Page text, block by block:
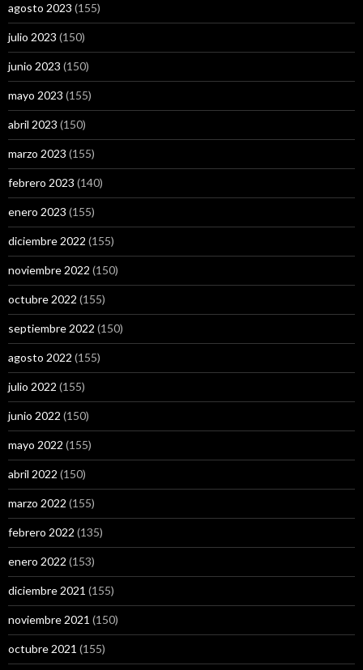
agosto 2023 (155)
julio 2023 (150)
junio 2023 (150)
mayo 2023 (155)
abril 2023 (150)
marzo 2023 (155)
febrero 2023 (140)
enero 2023 (155)
diciembre 2022 (155)
noviembre 2022 (150)
octubre 2022 (155)
septiembre 2022 (150)
agosto 2022 (155)
julio 2022 (155)
junio 2022 (150)
mayo 2022 (155)
abril 2022 (150)
marzo 2022 (155)
febrero 2022 (135)
enero 2022 (153)
diciembre 2021 (155)
noviembre 2021 (150)
octubre 2021 (155)